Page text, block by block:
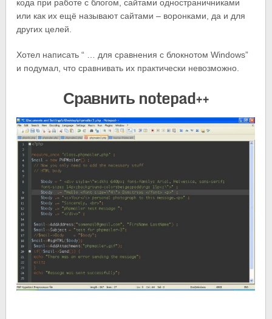
кода при работе с блогом, сайтами одностраничниками
или как их ещё называют сайтами – воронками, да и для
других целей.
Хотел написать “ … для сравнения с блокнотом Windows”
и подумал, что сравнивать их практически невозможно.
Сравнить notepad++